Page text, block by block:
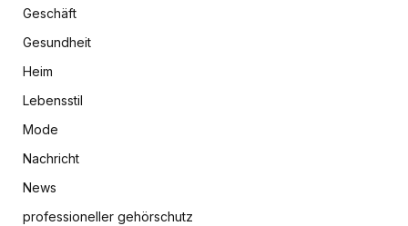
Geschäft
Gesundheit
Heim
Lebensstil
Mode
Nachricht
News
professioneller gehörschutz